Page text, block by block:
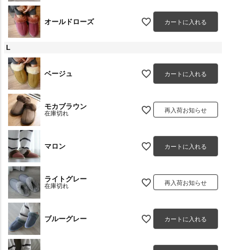
オールドローズ カートに入れる
L
ベージュ カートに入れる
モカブラウン
在庫切れ 再入荷お知らせ
マロン カートに入れる
ライトグレー
在庫切れ 再入荷お知らせ
ブルーグレー カートに入れる